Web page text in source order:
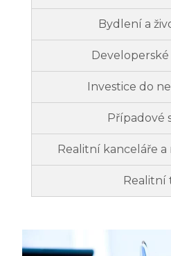
Bydlení a
Investice do
Případové
Realitní kanceláře
Realitní